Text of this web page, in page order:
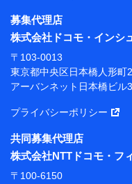
東京都中央区日本橋
本橋ビル 3F
長 吉村 忠義
※ 当社および株式会
ソナルデータ憲章」に
※ パーソナルデータ
管理」の設定状態に
ります。
※ dポイントクラブ会
募集代理店
株式会社ドコモ・インシ
〒103-0013
東京都中央区日本橋人形町
アーバンネット日本橋ビル
プライバシーポリシー
共同募集代理店
株式会社NTTドコモ・フ
〒100-6150